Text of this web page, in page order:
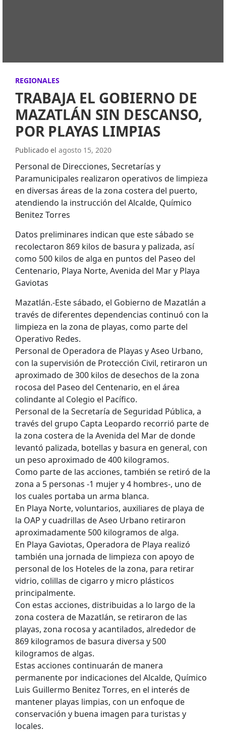
REGIONALES
TRABAJA EL GOBIERNO DE
MAZATLÁN SIN DESCANSO,
POR PLAYAS LIMPIAS
Publicado el agosto 15, 2020
Personal de Direcciones, Secretarías y
Paramunicipales realizaron operativos de limpieza
en diversas áreas de la zona costera del puerto,
atendiendo la instrucción del Alcalde, Químico
Benitez Torres
Datos preliminares indican que este sábado se
recolectaron 869 kilos de basura y palizada, así
como 500 kilos de alga en puntos del Paseo del
Centenario, Playa Norte, Avenida del Mar y Playa
Gaviotas
Mazatlán.-Este sábado, el Gobierno de Mazatlán a
través de diferentes dependencias continuó con la
limpieza en la zona de playas, como parte del
Operativo Redes.
Personal de Operadora de Playas y Aseo Urbano,
con la supervisión de Protección Civil, retiraron un
aproximado de 300 kilos de desechos de la zona
rocosa del Paseo del Centenario, en el área
colindante al Colegio el Pacífico.
Personal de la Secretaría de Seguridad Pública, a
través del grupo Capta Leopardo recorrió parte de
la zona costera de la Avenida del Mar de donde
levantó palizada, botellas y basura en general, con
un peso aproximado de 400 kilogramos.
Como parte de las acciones, también se retiró de la
zona a 5 personas -1 mujer y 4 hombres-, uno de
los cuales portaba un arma blanca.
En Playa Norte, voluntarios, auxiliares de playa de
la OAP y cuadrillas de Aseo Urbano retiraron
aproximadamente 500 kilogramos de alga.
En Playa Gaviotas, Operadora de Playa realizó
también una jornada de limpieza con apoyo de
personal de los Hoteles de la zona, para retirar
vidrio, colillas de cigarro y micro plásticos
principalmente.
Con estas acciones, distribuidas a lo largo de la
zona costera de Mazatlán, se retiraron de las
playas, zona rocosa y acantilados, alrededor de
869 kilogramos de basura diversa y 500
kilogramos de algas.
Estas acciones continuarán de manera
permanente por indicaciones del Alcalde, Químico
Luis Guillermo Benitez Torres, en el interés de
mantener playas limpias, con un enfoque de
conservación y buena imagen para turistas y
locales.